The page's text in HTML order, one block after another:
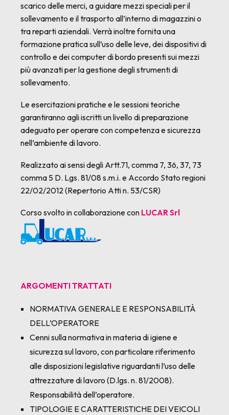
scarico delle merci, a guidare mezzi speciali per il
sollevamento e il trasporto all’interno di magazzini o
tra reparti aziendali. Verrà inoltre fornita una
formazione pratica sull’uso delle leve, dei dispositivi di
controllo e dei computer di bordo presenti sui mezzi
più avanzati per la gestione degli strumenti di
sollevamento.
Le esercitazioni pratiche e le sessioni teoriche
garantiranno agli iscritti un livello di preparazione
adeguato per operare con competenza e sicurezza
nell’ambiente di lavoro.
Realizzato ai sensi degli Artt.71, comma 7, 36, 37, 73
comma 5 D. Lgs. 81/08 s.m.i. e Accordo Stato regioni
22/02/2012 (Repertorio Atti n. 53/CSR)
Corso svolto in collaborazione con LUCAR Srl
ARGOMENTI TRATTATI
NORMATIVA GENERALE E RESPONSABILITÀ
DELL’OPERATORE
Cenni sulla normativa in materia di igiene e
sicurezza sul lavoro, con particolare riferimento
alle disposizioni legislative riguardanti l’uso delle
attrezzature di lavoro (D.lgs. n. 81/2008).
Responsabilità dell’operatore.
TIPOLOGIE E CARATTERISTICHE DEI VEICOLI